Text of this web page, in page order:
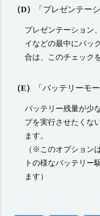
（D） 「プレゼンテー
プレゼンテーション
イなどの最中にバッ
合は、このチェック
（E） 「バッテリーモ
バッテリー残量が少
プを実行させたくな
ます。
（※このオプション
トの様なバッテリー
ます）